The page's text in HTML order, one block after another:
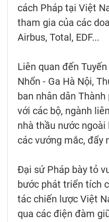
cách Pháp tại Việt
tham gia của các
Airbus, Total, EDF...
Liên quan đến
Nhổn - Ga Hà Nội,
ban nhân dân
với các bộ, ngành
nhà thầu nước
các vướng mắc, đẩy
Đại sứ Pháp bày tỏ
bước phát triển tích
tác chiến lược Việt
qua các điện đàm